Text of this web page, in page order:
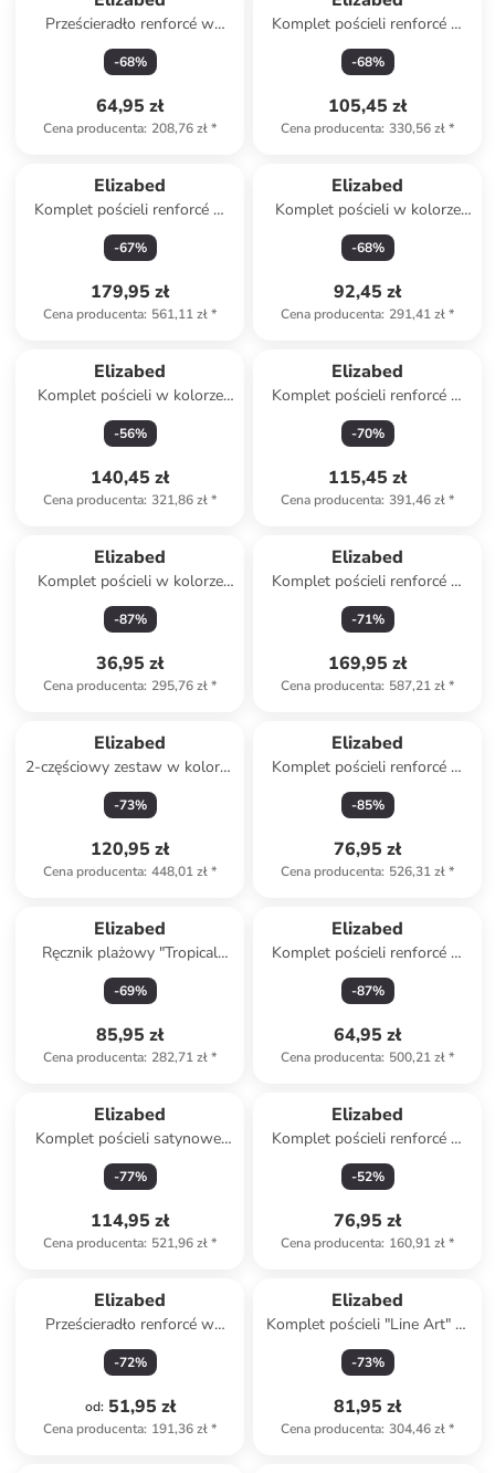
Prześcieradło renforcé w
kolorze kremowym na gumce
-68%
64,95 zł
Cena producenta: 208,76 zł*
Komplet pościeli renforcé w
kolorze beżowym
-68%
105,45 zł
Cena producenta: 330,56 zł*
Elizabed
Komplet pościeli renforcé w
kolorze fioletowym
-67%
179,95 zł
Cena producenta: 561,11 zł*
Elizabed
Komplet pościeli w kolorze
biało-czarnym
-68%
92,45 zł
Cena producenta: 291,41 zł*
Elizabed
Komplet pościeli w kolorze
szaro-białym
-56%
140,45 zł
Cena producenta: 321,86 zł*
Elizabed
Komplet pościeli renforcé w
kolorze biało-fioletowym
-70%
115,45 zł
Cena producenta: 391,46 zł*
Elizabed
Komplet pościeli w kolorze
szaro-białym
-87%
36,95 zł
Cena producenta: 295,76 zł*
Elizabed
Komplet pościeli renforcé w
kolorze kremowym
-71%
169,95 zł
Cena producenta: 587,21 zł*
Elizabed
2-częściowy zestaw w kolorze
jasnoszarym
-73%
120,95 zł
Cena producenta: 448,01 zł*
Elizabed
Komplet pościeli renforcé w
kolorze jasnobrązowo-
kremowym
-85%
76,95 zł
Cena producenta: 526,31 zł*
Elizabed
Ręcznik plażowy "Tropical
Vibes" ze wzorem
-69%
85,95 zł
Cena producenta: 282,71 zł*
Elizabed
Komplet pościeli renforcé w
kolorze niebiesko-białym
-87%
64,95 zł
Cena producenta: 500,21 zł*
Elizabed
Komplet pościeli satynowej
"Lilyum" w kolorze czarnym
-77%
114,95 zł
Cena producenta: 521,96 zł*
Elizabed
Komplet pościeli renforcé w
kolorze beżowym
-52%
76,95 zł
Cena producenta: 160,91 zł*
Elizabed
Prześcieradło renforcé w
kolorze czerwonym na gumce
-72%
od: 51,95 zł
Cena producenta: 191,36 zł*
Elizabed
Komplet pościeli "Line Art" w
kolorze niebiesko-białym
-73%
81,95 zł
Cena producenta: 304,46 zł*